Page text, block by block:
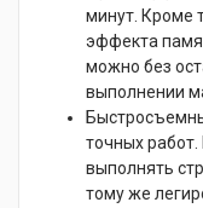
минут. Кроме
эффекта
можно без
выполнении
точных
выполнять
тому же